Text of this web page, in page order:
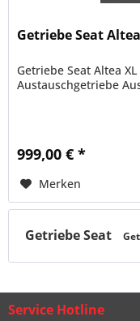
Getriebe Seat
Getriebe Seat Altea
Austauschgetriebe
999,00 € *
Merken
Getriebe Seat
Service Hotline